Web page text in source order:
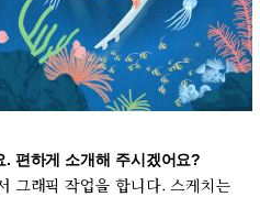
편하게 소개해 주시겠어요?
그래픽 작업을 합니다. 스케치는